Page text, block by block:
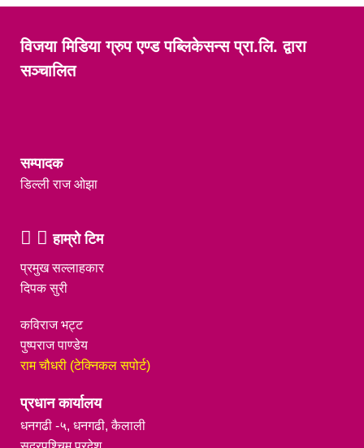
विजया मिडिया ग्रुप एण्ड पब्लिकेसन्स प्रा.लि. द्वारा
सञ्चालित
सम्पादक
डिल्ली राज ओझा
हाम्रो टिम
प्रमुख सल्लाहकार
दिपक सुरी
कविराज भट्ट
पुष्पराज पाण्डेय
राम चौधरी (टेक्निकल सपोर्ट)
प्रधान कार्यालय
धनगढी -५, धनगढी, कैलाली